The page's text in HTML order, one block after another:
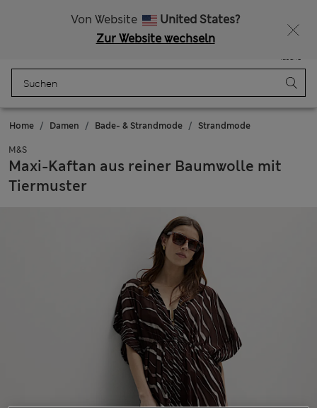
Von Website
United States?
Zur Website wechseln
Tasche
Home Damen Bade- & Strandmode Strandmode
M&S
Maxi-Kaftan aus reiner Baumwolle mit
Tiermuster